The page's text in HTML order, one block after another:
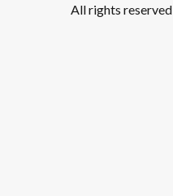
All rights reserved